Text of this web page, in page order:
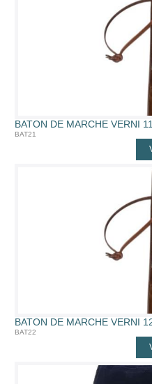
BATON DE MARCHE VERNI
BAT21
BATON DE MARCHE VERNI
BAT22